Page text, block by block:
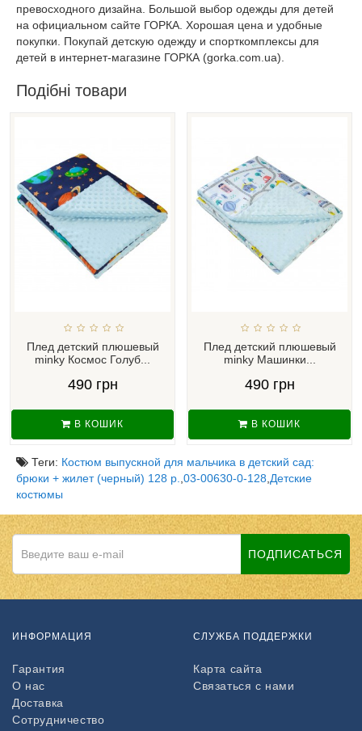
превосходного дизайна. Большой выбор одежды для детей
на официальном сайте ГОРКА. Хорошая цена и удобные
покупки. Покупай детскую одежду и спорткомплексы для
детей в интернет-магазине ГОРКА (gorka.com.ua).
Подібні товари
Плед детский плюшевый
minky Космос Голуб...
490 грн
В КОШИК
Плед детский плюшевый
minky Машинки...
490 грн
В КОШИК
Теги: Костюм выпускной для мальчика в детский сад:
брюки + жилет (черный) 128 р. 03-00630-0-128 Детские
костюмы
ПОДПИСАТЬСЯ
ИНФОРМАЦИЯ
Гарантия
О нас
Доставка
Сотрудничество
СЛУЖБА ПОДДЕРЖКИ
Карта сайта
Связаться с нами